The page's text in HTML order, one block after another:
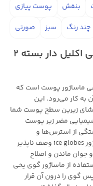
بنفش
پوست پیازی
چند رنگ
سبز صورتی
ماساژور دستی مدل گوی یخی اکلیل دار بسته 2
ماساژور پوست است که
به کار می‌رود. این
زیرین سطح پوست شما
مضر زیر پوست
از استرس‌ها و
فشارهای روزمره به کمک استفاده از ماساژور ice globes وصف ناپذیر
جوان ماندن و اصلاح
از ماساژور گوی یخی
گوی را درون آن قرار